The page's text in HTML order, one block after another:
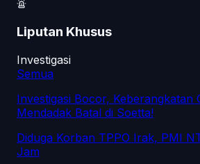
Liputan Khusus
Investigasi
Semua
Investigasi Bocor, Keberangkatan
Mendadak Batal di Soetta!
Diduga Korban TPPO Irak, PMI
Jam